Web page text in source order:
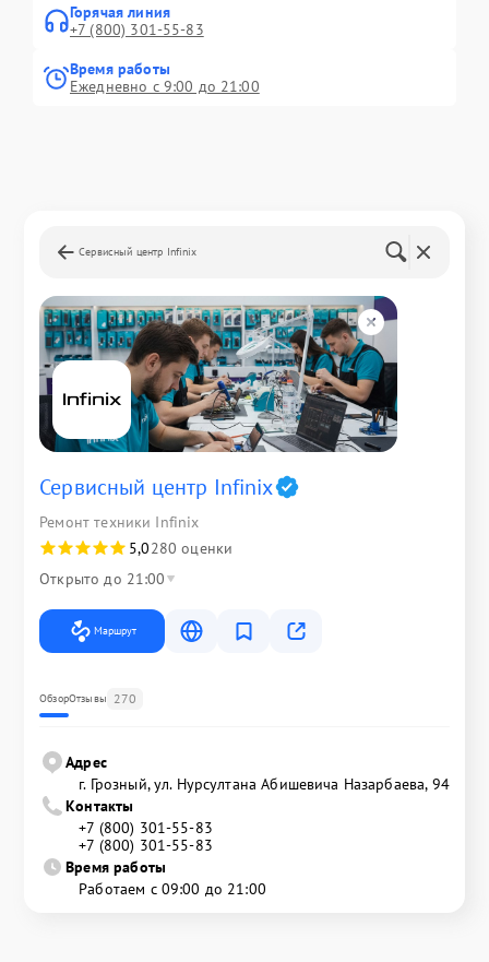
Горячая линия
+7 (800) 301-55-83
Время работы
Ежедневно с 9:00 до 21:00
Сервисный центр Infinix
Сервисный центр Infinix
Ремонт техники Infinix
5,0280 оценки
Открыто до 21:00
Маршрут
ОбзорОтзывы 270
Адрес
г. Грозный, ул. Нурсултана Абишевича Назарбаева, 94
Контакты
+7 (800) 301-55-83
+7 (800) 301-55-83
Время работы
Работаем с 09:00 до 21:00